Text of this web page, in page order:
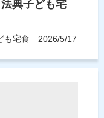
典子ども宅
も宅食 2026/5/17